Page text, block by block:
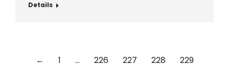
Details
← 1 … 226 227 228
229